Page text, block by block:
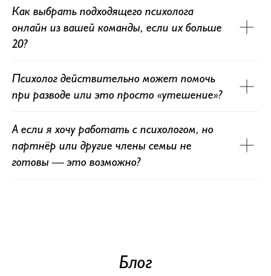
Как выбрать подходящего психолога
онлайн из вашей команды, если их больше
20?
Психолог действительно может помочь
при разводе или это просто «утешение»?
А если я хочу работать с психологом, но
партнёр или другие члены семьи не
готовы — это возможно?
Блог